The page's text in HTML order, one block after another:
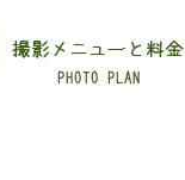
PHOTO PLAN
撮影メニューと料金